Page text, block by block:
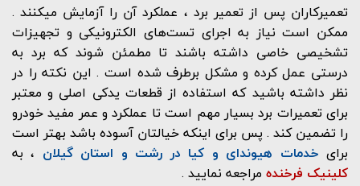
تعمیرکاران پس از تعمیر برد ، عملکرد آن را آزمایش میکنند .
ممکن است نیاز به اجرای تست‌های الکترونیکی و تجهیزات
تشخیصی خاصی داشته باشند تا مطمئن شوند که برد به
درستی عمل کرده و مشکل برطرف شده است . این نکته را در
نظر داشته باشید که استفاده از قطعات یدکی اصلی و معتبر
برای تعمیرات برد بسیار مهم است تا عملکرد و عمر مفید خودرو
را تضمین کند . پس برای اینکه خیالتان آسوده باشد بهتر است
برای خدمات هیوندای و کیا در رشت و استان گیلان ، به
کلینیک فرخنده مراجعه نمایید .